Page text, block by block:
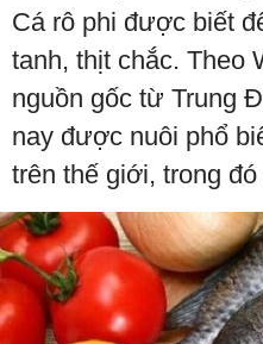
Cá rô phi được biết
tanh, thịt chắc. Theo
nguồn gốc từ Trung
nay được nuôi phổ
trên thế giới, trong